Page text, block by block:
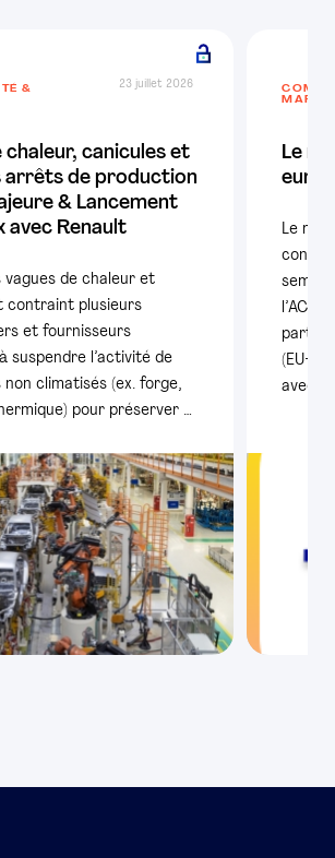
&
23 juillet 2026
chaleur, canicules et
arrêts de production
& Lancement
avec Renault
vagues de chaleur et
contraint plusieurs
et fournisseurs
suspendre l’activité de
climatisés (ex. forge,
pour préserver …
Le
Le
avec